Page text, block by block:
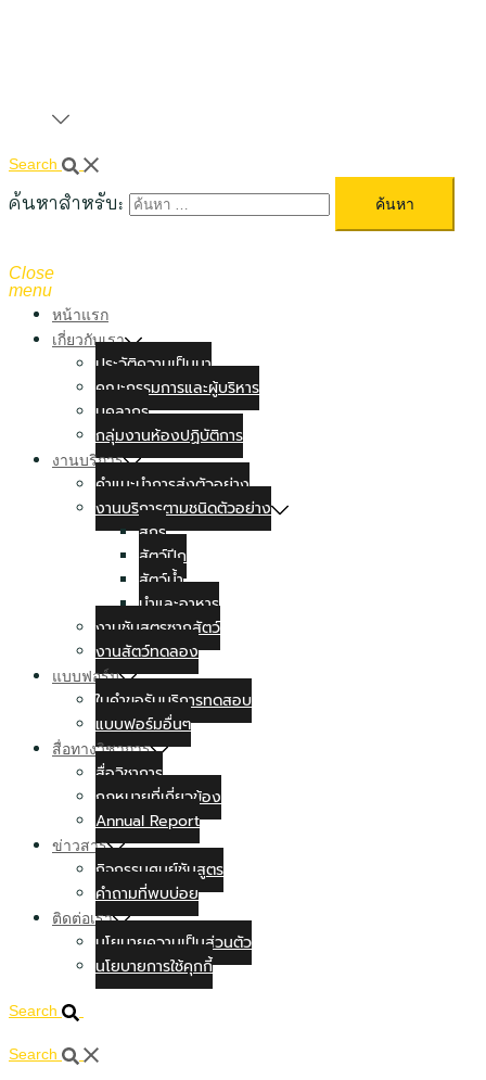
Search
ค้นหาสำหรับ:
Close
menu
หน้าแรก
เกี่ยวกับเรา
ประวัติความเป็นมา
คณะกรรมการและผู้บริหาร
บุคลากร
กลุ่มงานห้องปฏิบัติการ
งานบริการ
คำแนะนำการส่งตัวอย่าง
งานบริการตามชนิดตัวอย่าง
สุกร
สัตว์ปีก
สัตว์น้ำ
นำและอาหาร
งานชันสูตรซากสัตว์
งานสัตว์ทดลอง
แบบฟอร์ม
ใบคำขอรับบริการทดสอบ
แบบฟอร์มอื่นๆ
สื่อทางวิชาการ
สื่อวิชาการ
กฏหมายที่เกี่ยวข้อง
Annual Report
ข่าวสาร
กิจกรรมศูนย์ชันสูตร
คำถามที่พบบ่อย
ติดต่อเรา
นโยบายความเป็นส่วนตัว
นโยบายการใช้คุกกี้
Search
Search